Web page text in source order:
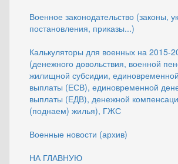
Военное законодательство (законы,
постановления, приказы...)
Калькуляторы для военных на 2015-
(денежного довольствия, военной
жилищной субсидии,
выплаты (ЕСВ), единовременной
выплаты (ЕДВ), денежной
(поднаем) жилья), ГЖС
Военные новости (архив)
НА ГЛАВНУЮ